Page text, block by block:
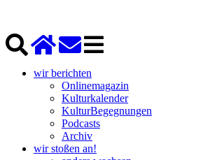
wir berichten
Onlinemagazin
Kulturkalender
KulturBegegnungen
Podcasts
Archiv
wir stoßen an!